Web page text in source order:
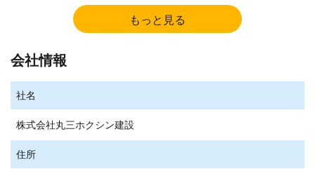
美味しいソフトクリーム専門店「ミルクマスタッシュ」 札幌市
2021.05.31
真冬の光熱費が月2万3000円。明るい2階リビングの家 /札幌市М
邸
2020.12.16
2020.10.17
もっと見る
会社情報
社名
株式会社丸三ホクシン建設
住所